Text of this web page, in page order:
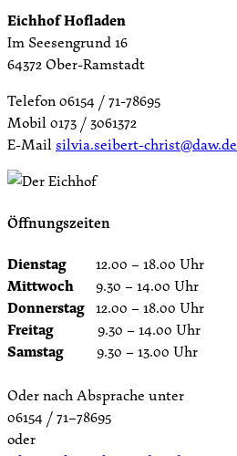
Eichhof Hofladen
Im Seesengrund 16
64372 Ober-Ramstadt
Telefon 06154 / 71-78695
Mobil 0173 / 3061372
E-Mailsilvia.seibert-christ@daw.de
Öffnungszeiten
Dienstag 12.00 – 18.00 Uhr
Mittwoch 9.30 – 14.00 Uhr
Donnerstag 12.00 – 18.00 Uhr
Freitag 9.30 – 14.00 Uhr
Samstag 9.30 – 13.00 Uhr
Oder nach Absprache unter
06154 / 71–78695
oder